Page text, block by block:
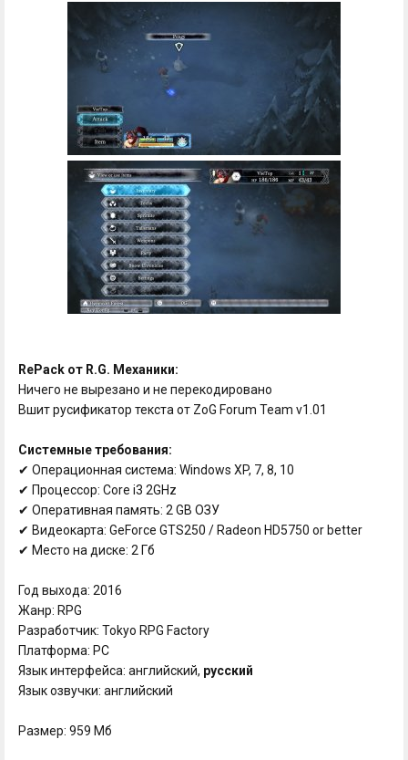
RePack от R.G. Механики:
Ничего не вырезано и не перекодировано
Вшит русификатор текста от ZoG Forum Team v1.01
Системные требования:
✔ Операционная система: Windows XP, 7, 8, 10
✔ Процессор: Core i3 2GHz
✔ Оперативная память: 2 GB ОЗУ
✔ Видеокарта: GeForce GTS250 / Radeon HD5750 or better
✔ Место на диске: 2 Гб
Год выхода: 2016
Жанр: RPG
Разработчик: Tokyo RPG Factory
Платформа: PC
Язык интерфейса: английский, русский
Язык озвучки: английский
Размер: 959 Мб